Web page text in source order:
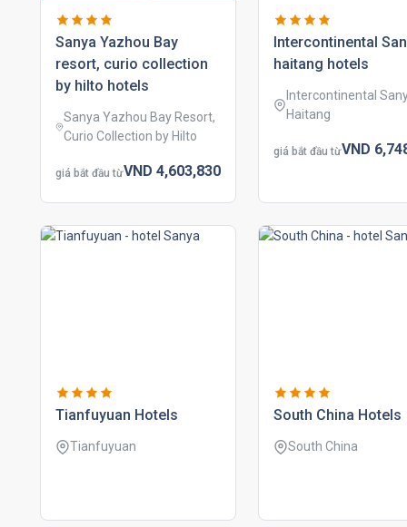
sanya yazhou bay
resort, curio collection
by hilto hotels
Sanya Yazhou Bay Resort,
Curio Collection by Hilto
giá bắt đầu từVND 4,603,830
intercontinental
haitang hotels
Intercontinental
Haitang
giá bắt đầu từVND
tianfuyuan hotels
Tianfuyuan
south china hotels
South China